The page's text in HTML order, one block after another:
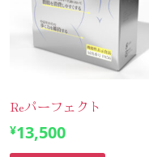
Reパーフェクト
¥13,500